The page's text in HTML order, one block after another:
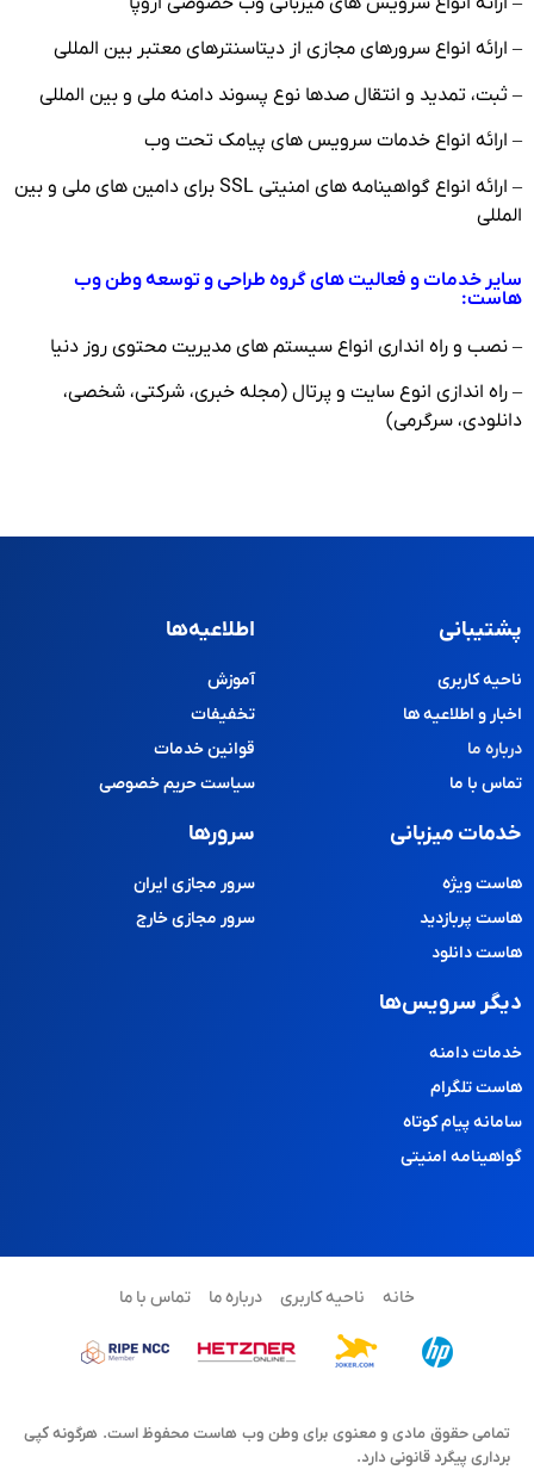
– ارائه انواع سرورهای مجازی از دیتاسنترهای معتبر بین المللی
– ثبت، تمدید و انتقال صدها نوع پسوند دامنه ملی و بین المللی
– ارائه انواع خدمات سرویس های پیامک تحت وب
– ارائه انواع گواهینامه های امنیتی SSL برای دامین های ملی و بین
المللی
سایر خدمات و فعالیت های گروه طراحی و توسعه وطن وب
هاست:
– نصب و راه انداری انواع سیستم های مدیریت محتوی روز دنیا
– راه اندازی انوع سایت و پرتال (مجله خبری، شرکتی، شخصی،
دانلودی، سرگرمی)
پشتیبانی
ناحیه کاربری
اخبار و اطلاعیه ها
درباره ما
تماس با ما
اطلاعیه‌ها
آموزش
تخفیفات
قوانین خدمات
سیاست حریم خصوصی
خدمات میزبانی
هاست ویژه
هاست پربازدید
هاست دانلود
سرورها
سرور مجازی ایران
سرور مجازی خارج
دیگر سرویس‌ها
خدمات دامنه
هاست تلگرام
سامانه پیام کوتاه
گواهینامه امنیتی
خانه ناحیه کاربری درباره ما تماس با ما
تمامی حقوق مادی و معنوی برای وطن وب هاست محفوظ است. هرگونه کپی
برداری پیگرد قانونی دارد.